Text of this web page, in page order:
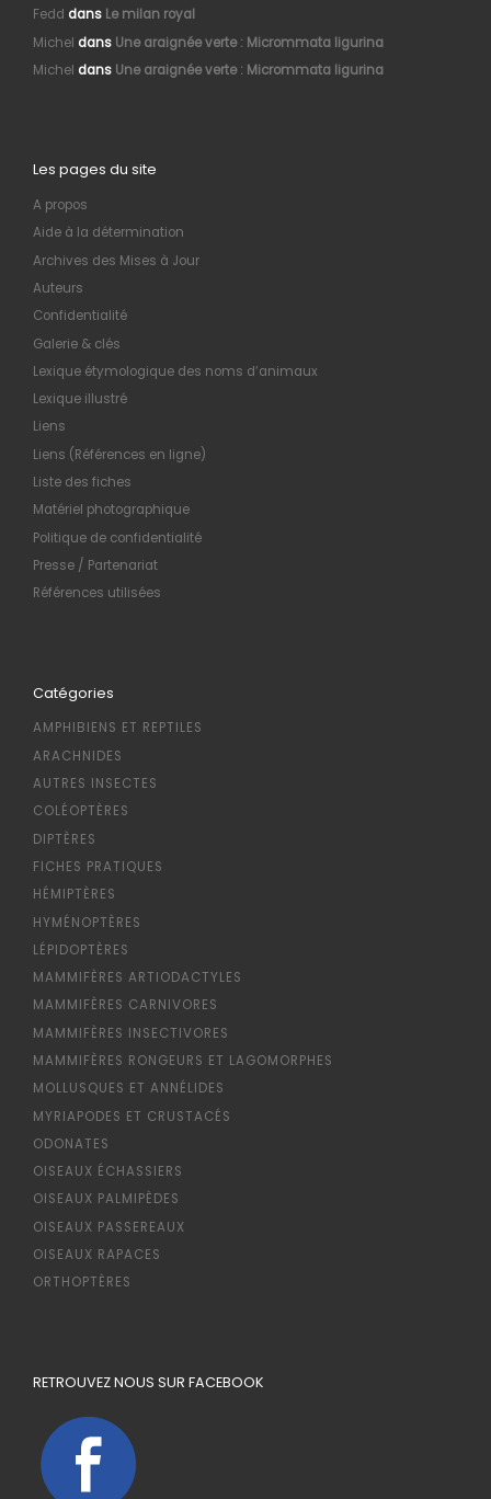
Fedd dans Le milan royal
Michel dans Une araignée verte : Micrommata ligurina
Michel dans Une araignée verte : Micrommata ligurina
Les pages du site
A propos
Aide à la détermination
Archives des Mises à Jour
Auteurs
Confidentialité
Galerie & clés
Lexique étymologique des noms d’animaux
Lexique illustré
Liens
Liens (Références en ligne)
Liste des fiches
Matériel photographique
Politique de confidentialité
Presse / Partenariat
Références utilisées
Catégories
AMPHIBIENS ET REPTILES
ARACHNIDES
AUTRES INSECTES
COLÉOPTÈRES
DIPTÈRES
FICHES PRATIQUES
HÉMIPTÈRES
HYMÉNOPTÈRES
LÉPIDOPTÈRES
MAMMIFÈRES ARTIODACTYLES
MAMMIFÈRES CARNIVORES
MAMMIFÈRES INSECTIVORES
MAMMIFÈRES RONGEURS ET LAGOMORPHES
MOLLUSQUES ET ANNÉLIDES
MYRIAPODES ET CRUSTACÉS
ODONATES
OISEAUX ÉCHASSIERS
OISEAUX PALMIPÈDES
OISEAUX PASSEREAUX
OISEAUX RAPACES
ORTHOPTÈRES
RETROUVEZ NOUS SUR FACEBOOK